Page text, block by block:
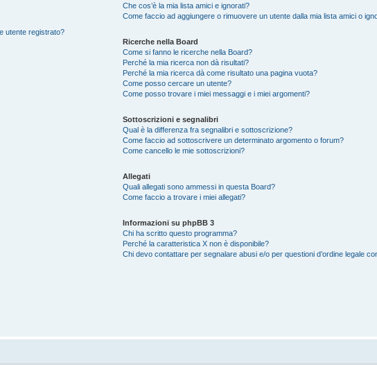
utente registrato?
Che cos’è la mia lista amici e ignorati?
Come faccio ad aggiungere o rimuovere un utente dalla mia lista amici o
Ricerche nella Board
Come si fanno le ricerche nella Board?
Perché la mia ricerca non dà risultati?
Perché la mia ricerca dà come risultato una pagina vuota?
Come posso cercare un utente?
Come posso trovare i miei messaggi e i miei argomenti?
Sottoscrizioni e segnalibri
Qual è la differenza fra segnalibri e sottoscrizione?
Come faccio ad sottoscrivere un determinato argomento o forum?
Come cancello le mie sottoscrizioni?
Allegati
Quali allegati sono ammessi in questa Board?
Come faccio a trovare i miei allegati?
Informazioni su phpBB 3
Chi ha scritto questo programma?
Perché la caratteristica X non è disponibile?
Chi devo contattare per segnalare abusi e/o per questioni d’ordine legale